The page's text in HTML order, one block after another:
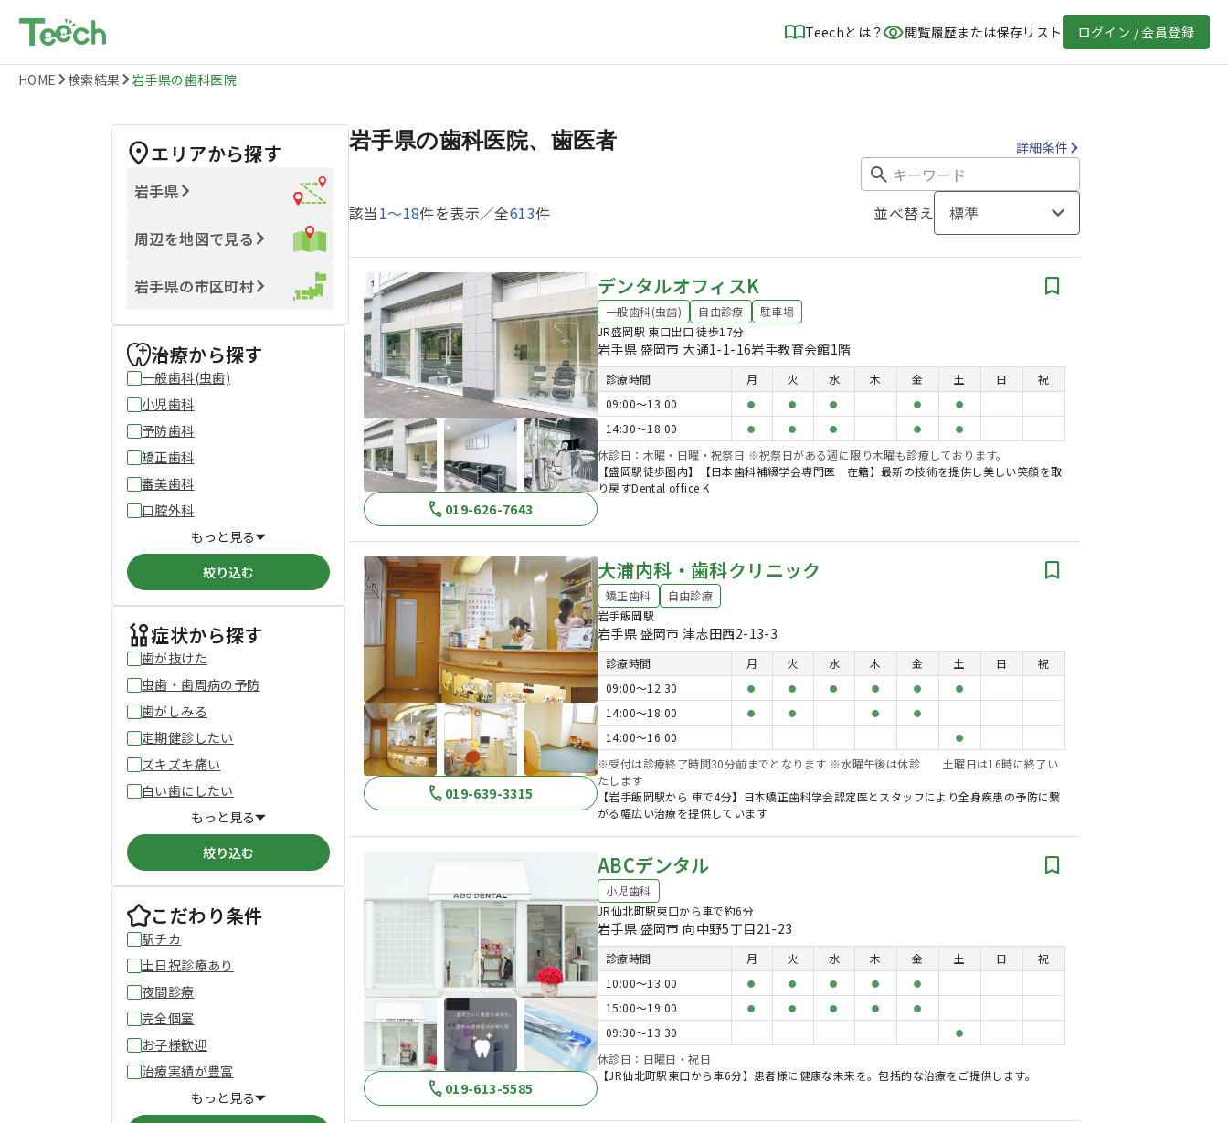
Teechとは？ 閲覧履歴または保存リスト ログイン / 会員登録
HOME 検索結果 岩手県の歯科医院
エリアから探す
岩手県
周辺を地図で見る
岩手県の市区町村
治療から探す
一般歯科(虫歯)
小児歯科
予防歯科
矯正歯科
審美歯科
口腔外科
もっと見る
絞り込む
症状から探す
歯が抜けた
虫歯・歯周病の予防
歯がしみる
定期健診したい
ズキズキ痛い
白い歯にしたい
もっと見る
絞り込む
こだわり条件
駅チカ
土日祝診療あり
夜間診療
完全個室
お子様歓迎
治療実績が豊富
もっと見る
岩手県の歯科医院、歯医者 詳細条件
該当1〜18件を表示／全613件 並べ替え 標準
019-626-7643
デンタルオフィスK
一般歯科(虫歯) 自由診療
駐車場
JR盛岡駅 東口出口 徒歩17分
岩手県 盛岡市 大通1-1-16岩手教育会館1階
診療時間 月 火 水 木 金 土 日
祝
09:00〜13:00
● ● ● ● ●
14:30〜18:00 ● ● ● ● ●
休診日：木曜・日曜・祝祭日 ※祝祭日がある週に限り木曜も診療しております。
【盛岡駅徒歩圏内】【日本歯科補綴学会専門医 在籍】最新の技術を提供し美しい笑顔を取
り戻すDental office K
019-639-3315
大浦内科・歯科クリニック
矯正歯科
自由診療
岩手飯岡駅
岩手県 盛岡市 津志田西2-13-3
診療時間 月 火 水 木 金 土 日
祝
09:00〜12:30
● ● ● ● ● ●
14:00〜18:00 ● ● ● ●
14:00〜16:00 ●
※受付は診療終了時間30分前までとなります ※水曜午後は休診 土曜日は16時に終了い
たします
【岩手飯岡駅から 車で4分】日本矯正歯科学会認定医とスタッフにより全身疾患の予防に繋
がる幅広い治療を提供しています
019-613-5585
ABCデンタル
小児歯科
JR仙北町駅東口から車で約6分
岩手県 盛岡市 向中野5丁目21-23
診療時間 月 火 水 木 金 土 日
祝
10:00〜13:00
● ● ● ● ●
15:00〜19:00 ● ● ● ● ●
09:30〜13:30 ●
休診日：日曜日・祝日
【JR仙北町駅東口から車6分】患者様に健康な未来を。包括的な治療をご提供します。